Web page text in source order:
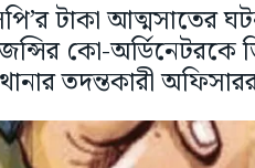
টাকা আত্মসাতের
কো-অর্ডিনেটরকে
থানার তদন্তকারী